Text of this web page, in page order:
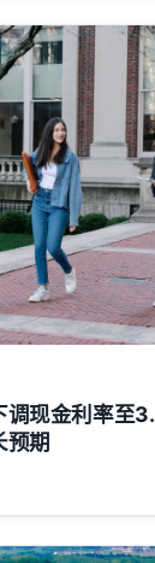
调现金利率至
预期